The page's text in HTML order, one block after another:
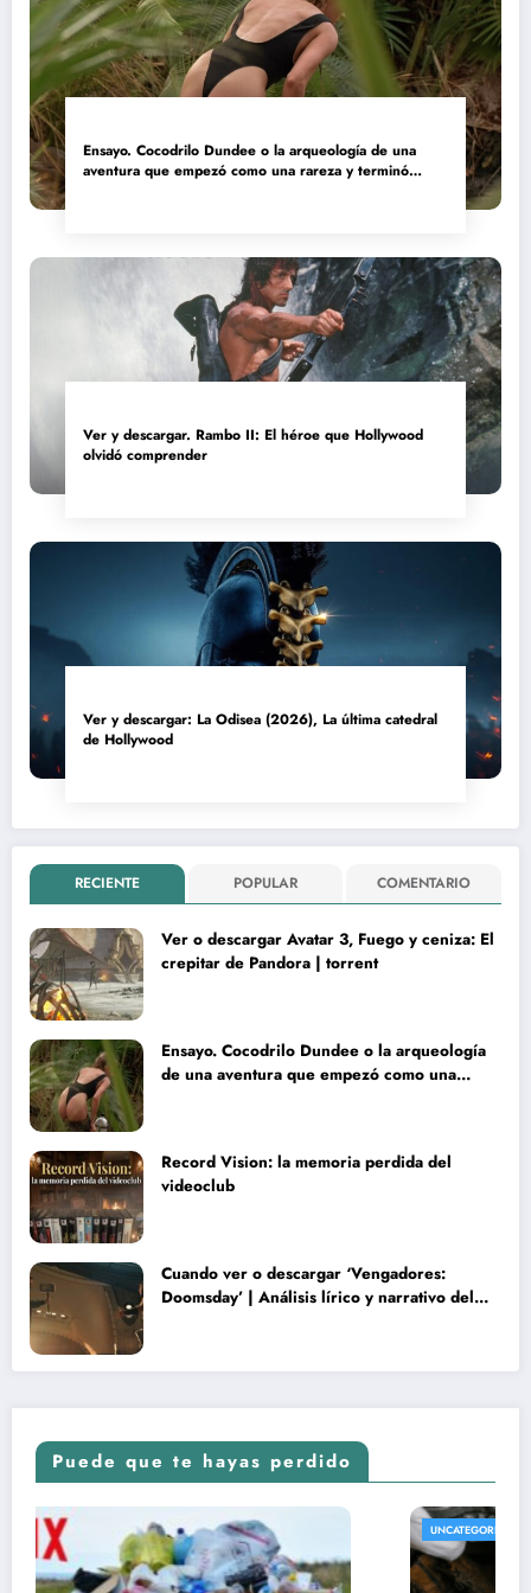
Ensayo. Cocodrilo Dundee o la arqueología de una
aventura que empezó como una rareza y terminó
Ver y descargar. Rambo II: El héroe que Hollywood
olvidó comprender
Ver y descargar: La Odisea (2026), La última catedral
de Hollywood
RECIENTE POPULAR COMENTARIO
Ver o descargar Avatar 3, Fuego y ceniza: El
crepitar de Pandora | torrent
Ensayo. Cocodrilo Dundee o la arqueología
de una aventura que empezó como una
Record Vision: la memoria perdida del
videoclub
Cuando ver o descargar ‘Vengadores:
Doomsday’ | Análisis lírico y narrativo del
Puede que te hayas perdido
UNCATEGORIZED